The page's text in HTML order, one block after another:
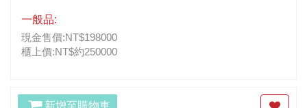
一般品:
現金售價:NT$198000
櫃上價:NT$約250000
新增至購物車